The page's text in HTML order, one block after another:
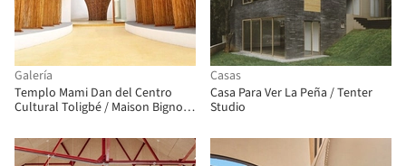
Galería
Templo Mami Dan del Centro
Cultural Toligbé / Maison Bignon
Casas
Casa Para Ver La Peña / Tenter
Studio